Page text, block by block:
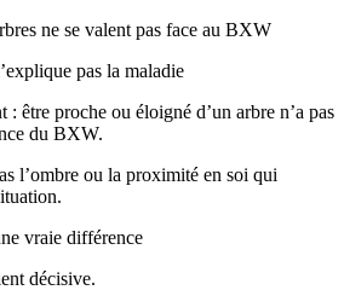
ne se valent pas face au BXW
pas la maladie
: être proche ou éloigné d’un arbre n’a pas
du BXW.
l’ombre ou la proximité en soi qui
vraie différence
décisive.